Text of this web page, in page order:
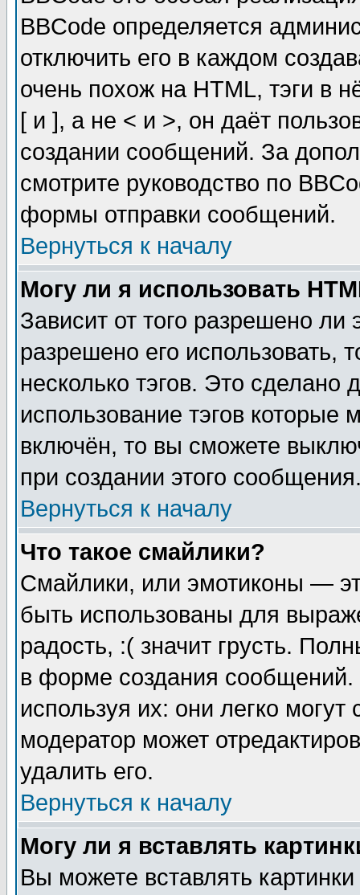
BBCode определяется
отключить его в каждом
очень похож на HTML, тэги в
[ и ], а не < и >, он даёт
создании сообщений. За
смотрите руководство по
формы отправки сообщений.
Вернуться к началу
Могу ли я использовать
Зависит от того разрешено
разрешено его использовать,
несколько тэгов. Это сделано
использование тэгов
включён, то вы сможете
при создании этого
Вернуться к началу
Что такое смайлики?
Смайлики, или эмотиконы —
быть использованы для
радость, :( значит грусть.
в форме создания сообщений.
используя их: они легко
модератор может
удалить его.
Вернуться к началу
Могу ли я вставлять
Вы можете вставлять